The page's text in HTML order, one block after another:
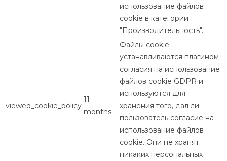
использование файлов
cookie в категории
"Производительность".
viewed_cookie_policy
11
months
Файлы cookie
устанавливаются плагином
согласия на использование
файлов cookie GDPR и
используются для
хранения того, дал ли
пользователь согласие на
использование файлов
cookie. Они не хранят
никаких персональных